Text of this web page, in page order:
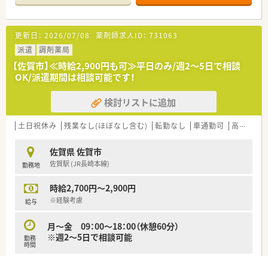
○ ６０歳以上の方
○ 雇用保険の適用を受けない学生（いわゆる「昼間学生」）
○ 世帯年収が500万円以上の方
※世帯年収が500万円以上の場合でも、ご自身が主たる生計者
(世帯年収の1/2以上を占める)の場合は日雇い派遣が出来ませ
ん
○本業年収が500万円以上の方
********************************
【業 種】調剤薬局
【想定時給】2,800～3,000円
【勤務時間】土 09:00～13:00(休憩なし)
【応需科目】総合科目
＼手厚いサポートが魅力のファルマスタッフ／
■万全のサポート体制：薬剤師複数名体制でしっかりサポート！
■各種保険を完備：薬剤師賠償責任保険（契約の長短に関わらず
■充実の休暇制度：有給休暇(6ヶ月以上勤務)、夏季休暇、慶弔休
暇など
ご希望条件に合わせて求人をお探しします！
まずはお気軽にお問い合わせください。
更新日： 2026/07/08 薬剤師求人ID： 731063
派遣
調剤薬局
【佐賀市】≪時給2,900円も可≫平日のみ/週2～5日で相談
OK/派遣期間は相談可能です！
検討リストに追加
土日祝休み 残業なし(ほぼなし含む) 転勤なし 車通勤可 高時給(2,500円以上)
勤務地
佐賀県 佐賀市
佐賀駅 (JR長崎本線)
給与
時給2,700円～2,900円
※経験考慮
勤務
時間
月～金 09：00～18：00（休憩60分）
※週2～5日で相談可能